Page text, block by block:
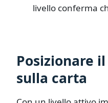
livello conferma
Posizionare
sulla carta